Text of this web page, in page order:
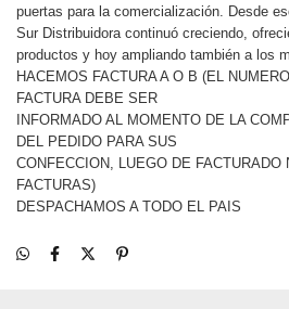
puertas para la comercialización. Desde
Sur Distribuidora continuó creciendo,
productos y hoy ampliando también a los
HACEMOS FACTURA A O B (EL
FACTURA DEBE SER
INFORMADO AL MOMENTO DE LA
DEL PEDIDO PARA SUS
CONFECCION, LUEGO DE FACTURADO
FACTURAS)
DESPACHAMOS A TODO EL PAIS